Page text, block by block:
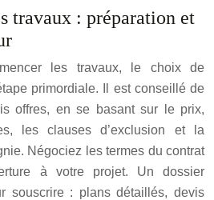
travaux : préparation et
les travaux, le choix de
primordiale. Il est conseillé de
offres, en se basant sur le prix,
les clauses d’exclusion et la
Négociez les termes du contrat
à votre projet. Un dossier
souscrire : plans détaillés, devis